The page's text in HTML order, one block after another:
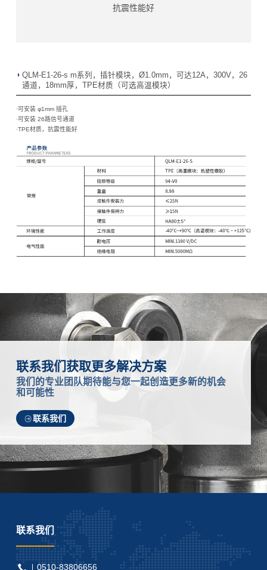
抗震性能好
QLM-E1-26-s m系列，插针模块，Ø1.0mm，可达12A，300V，26
通道，18mm厚，TPE材质（可选高温模块）
·可安装 φ1mm 插孔
·可安装 26路信号通道
·TPE材质，抗震性能好
联系我们获取更多解决方案
我们的专业团队期待能与您一起创造更多新的机会
和可能性
联系我们
联系我们
0510-83806656